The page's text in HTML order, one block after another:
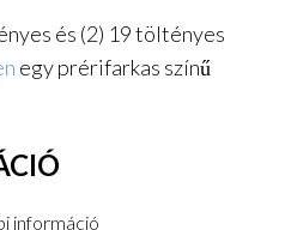
és (2) 19 töltényes
egy prérifarkas színű
információ